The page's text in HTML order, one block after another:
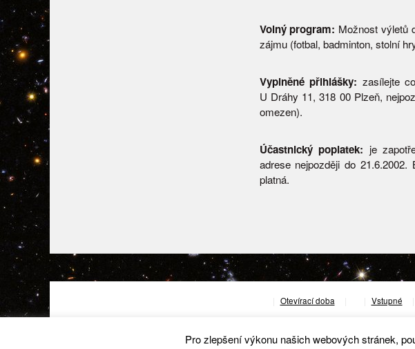
Volný program: Možnost výletů
zájmu (fotbal, badminton, stolní
Vyplněné přihlášky: zasílejte
U Dráhy 11, 318 00 Plzeň,
omezen).
Účastnický poplatek: je
adrese nejpozději do
platná.
Otevírací doba Vstupné
Pro zlepšení výkonu našich webových stránek,